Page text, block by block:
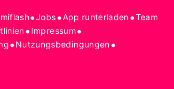
•Jobs•App runterladen•Team
•Impressum•
•Nutzungsbedingungen•